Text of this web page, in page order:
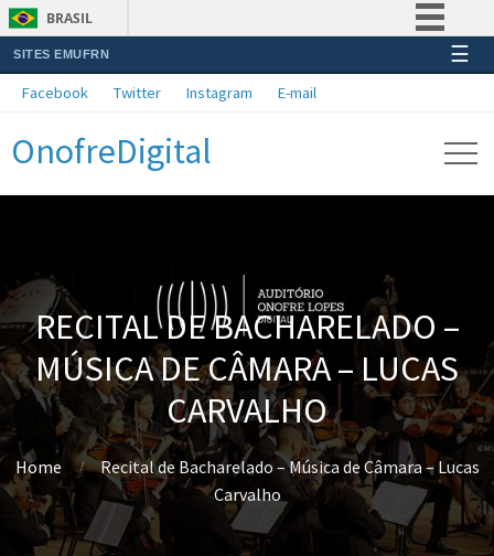
BRASIL
Simplifique!
Acesso à informação
SITES EMUFRN ☰
Facebook Twitter Instagram E-mail
OnofreDigital
RECITAL DE BACHARELADO –
MÚSICA DE CÂMARA – LUCAS
CARVALHO
Home
Recital de Bacharelado – Música de Câmara – Lucas
Carvalho